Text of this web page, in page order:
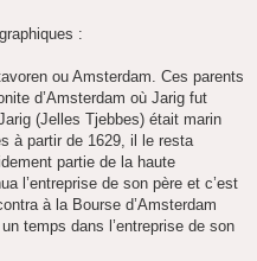
:
ou Amsterdam. Ces parents
d’Amsterdam où Jarig fut
(Jelles Tjebbes) était marin
à partir de 1629, il le resta
partie de la haute
l’entreprise de son père et c’est
à la Bourse d’Amsterdam
temps dans l’entreprise de son